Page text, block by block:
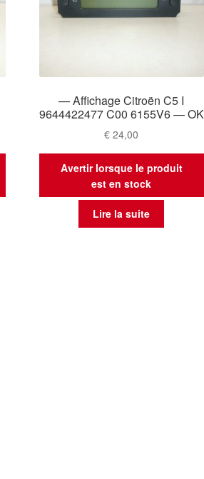
— Affichage Citroën C5 I
9644422477 C00 6155V6 — OK
€ 24,00
Avertir lorsque le produit
est en stock
Lire la suite